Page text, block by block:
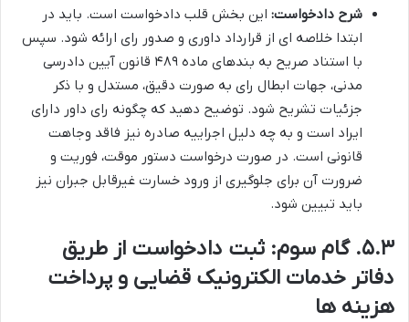
شرح دادخواست: این بخش قلب دادخواست است. باید در
ابتدا خلاصه ای از قرارداد داوری و صدور رای ارائه شود. سپس
با استناد صریح به بندهای ماده ۴۸۹ قانون آیین دادرسی
مدنی، جهات ابطال رای به صورت دقیق، مستدل و با ذکر
جزئیات تشریح شود. توضیح دهید که چگونه رای داور دارای
ایراد است و به چه دلیل اجراییه صادره نیز فاقد وجاهت
قانونی است. در صورت درخواست دستور موقت، فوریت و
ضرورت آن برای جلوگیری از ورود خسارت غیرقابل جبران نیز
باید تبیین شود.
۵.۳. گام سوم: ثبت دادخواست از طریق
دفاتر خدمات الکترونیک قضایی و پرداخت
هزینه ها